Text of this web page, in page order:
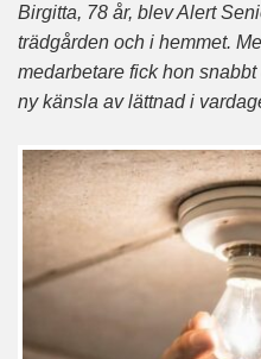
Birgitta, 78 år, blev Alert
trädgården och i hemmet.
medarbetare fick hon
ny känsla av lättnad i